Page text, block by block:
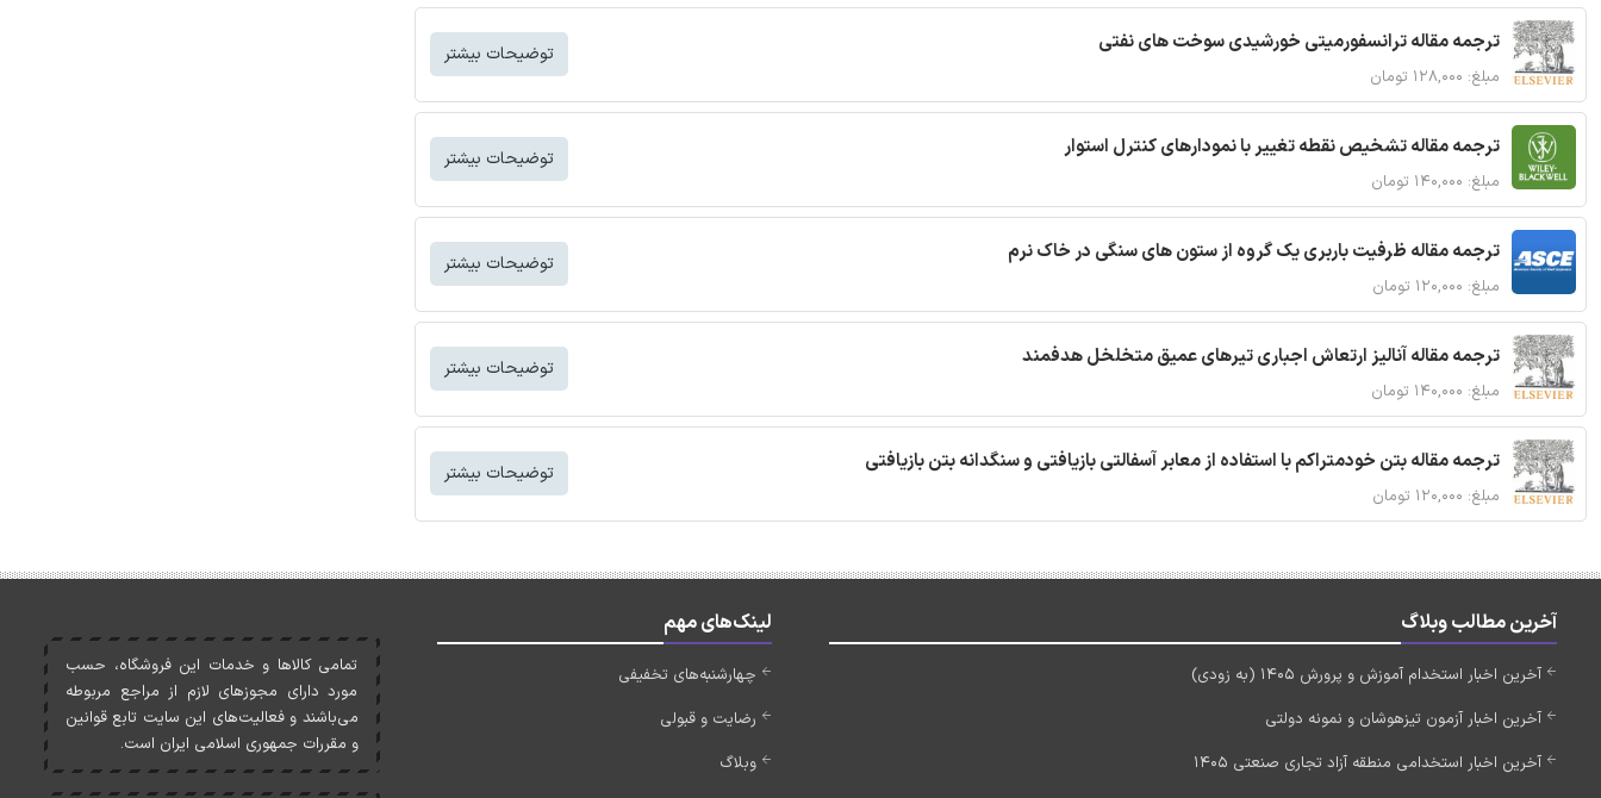
ترجمه مقاله ترانسفورمیتی خورشیدی سوخت های نفتی
مبلغ: ۱۲۸,۰۰۰ تومان
توضیحات بیشتر
ترجمه مقاله تشخیص نقطه تغییر با نمودارهای کنترل استوار
مبلغ: ۱۴۰,۰۰۰ تومان
توضیحات بیشتر
ترجمه مقاله ظرفیت باربری یک گروه از ستون های سنگی در خاک نرم
مبلغ: ۱۲۰,۰۰۰ تومان
توضیحات بیشتر
ترجمه مقاله آنالیز ارتعاش اجباری تیرهای عمیق متخلخل هدفمند
مبلغ: ۱۴۰,۰۰۰ تومان
توضیحات بیشتر
ترجمه مقاله بتن خودمتراکم با استفاده از معابر آسفالتی بازیافتی و سنگدانه بتن بازیافتی
مبلغ: ۱۲۰,۰۰۰ تومان
توضیحات بیشتر
آخرین مطالب وبلاگ
آخرین اخبار استخدام آموزش و پرورش 1405 (به زودی)
آخرین اخبار آزمون تیزهوشان و نمونه دولتی
آخرین اخبار استخدامی منطقه آزاد تجاری صنعتی 1405
لینک‌های مهم
چهارشنبه‌های تخفیفی
رضایت و قبولی
وبلاگ
تمامی کالاها و خدمات اين فروشگاه، حسب
مورد دارای مجوزهای لازم از مراجع مربوطه
می‌باشند و فعاليت‌های اين سايت تابع قوانين
و مقررات جمهوری اسلامی ايران است.